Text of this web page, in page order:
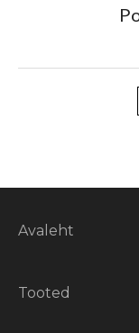
Avaleht
Tooted